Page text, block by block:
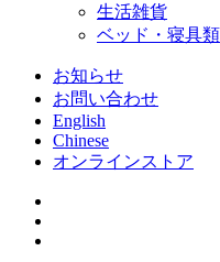
生活雑貨
ベッド・寝具類
お知らせ
お問い合わせ
English
Chinese
オンラインストア